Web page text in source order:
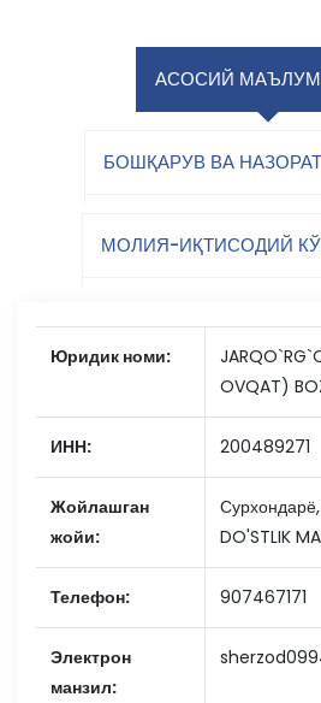
АСОСИЙ
БОШҚАРУВ ВА
МОЛИЯ-ИҚТИСОДИЙ
Юридик номи:
OVQAT)
ИНН: 200489271
Жойлашган
жойи:
DO'STLIK
Телефон: 907467171
Электрон
манзил: